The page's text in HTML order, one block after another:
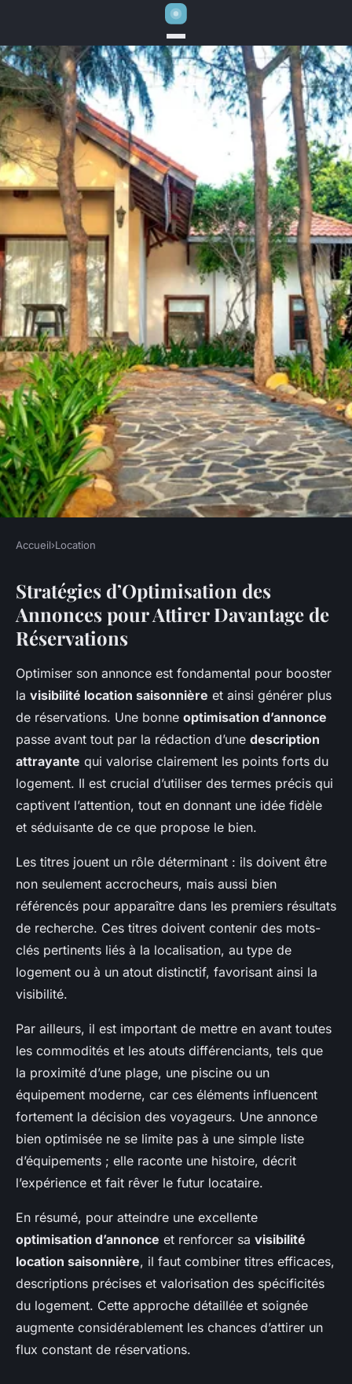
Astuces Pratiques pour
Maximiser l'Occupation de
Votre Location Saisonnière
Théo•10 mai 2025•9 min de lecture
Accueil›Location
Stratégies d’Optimisation des
Annonces pour Attirer Davantage de
Réservations
Optimiser son annonce est fondamental pour booster
la visibilité location saisonnière et ainsi générer plus
de réservations. Une bonne optimisation d’annonce
passe avant tout par la rédaction d’une description
attrayante qui valorise clairement les points forts du
logement. Il est crucial d’utiliser des termes précis qui
captivent l’attention, tout en donnant une idée fidèle
et séduisante de ce que propose le bien.
Les titres jouent un rôle déterminant : ils doivent être
non seulement accrocheurs, mais aussi bien
référencés pour apparaître dans les premiers résultats
de recherche. Ces titres doivent contenir des mots-
clés pertinents liés à la localisation, au type de
logement ou à un atout distinctif, favorisant ainsi la
visibilité.
Par ailleurs, il est important de mettre en avant toutes
les commodités et les atouts différenciants, tels que
la proximité d’une plage, une piscine ou un
équipement moderne, car ces éléments influencent
fortement la décision des voyageurs. Une annonce
bien optimisée ne se limite pas à une simple liste
d’équipements ; elle raconte une histoire, décrit
l’expérience et fait rêver le futur locataire.
En résumé, pour atteindre une excellente
optimisation d’annonce et renforcer sa visibilité
location saisonnière, il faut combiner titres efficaces,
descriptions précises et valorisation des spécificités
du logement. Cette approche détaillée et soignée
augmente considérablement les chances d’attirer un
flux constant de réservations.